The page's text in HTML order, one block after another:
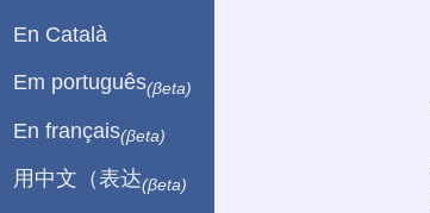
En Català
Em português(βeta)
En français(βeta)
用中文（表达(βeta)